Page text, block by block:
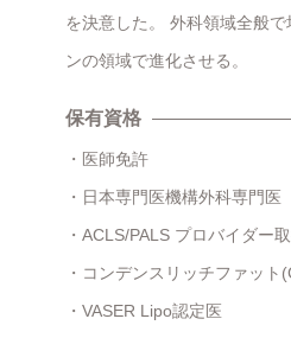
を決意した。 外科領域全般
ンの領域で進化させる。
保有資格
医師免許
日本専門医機構外科専門医
ACLS/PALS プロバイダー
コンデンスリッチファット
VASER Lipo認定医